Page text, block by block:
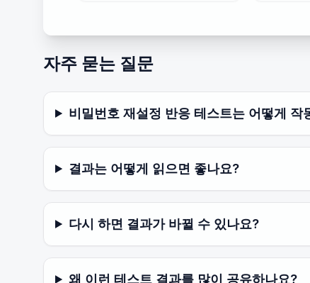
자주 묻는 질문
비밀번호 재설정 반응 테스트는 어떻게 작
결과는 어떻게 읽으면 좋나요?
다시 하면 결과가 바뀔 수 있나요?
왜 이런 테스트 결과를 많이 공유하나요?